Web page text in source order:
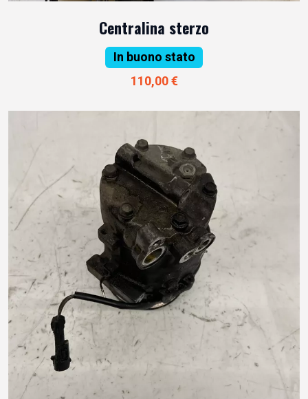
Centralina sterzo
In buono stato
110,00 €